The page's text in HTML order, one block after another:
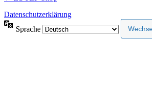
Datenschutzerklärung
Sprache